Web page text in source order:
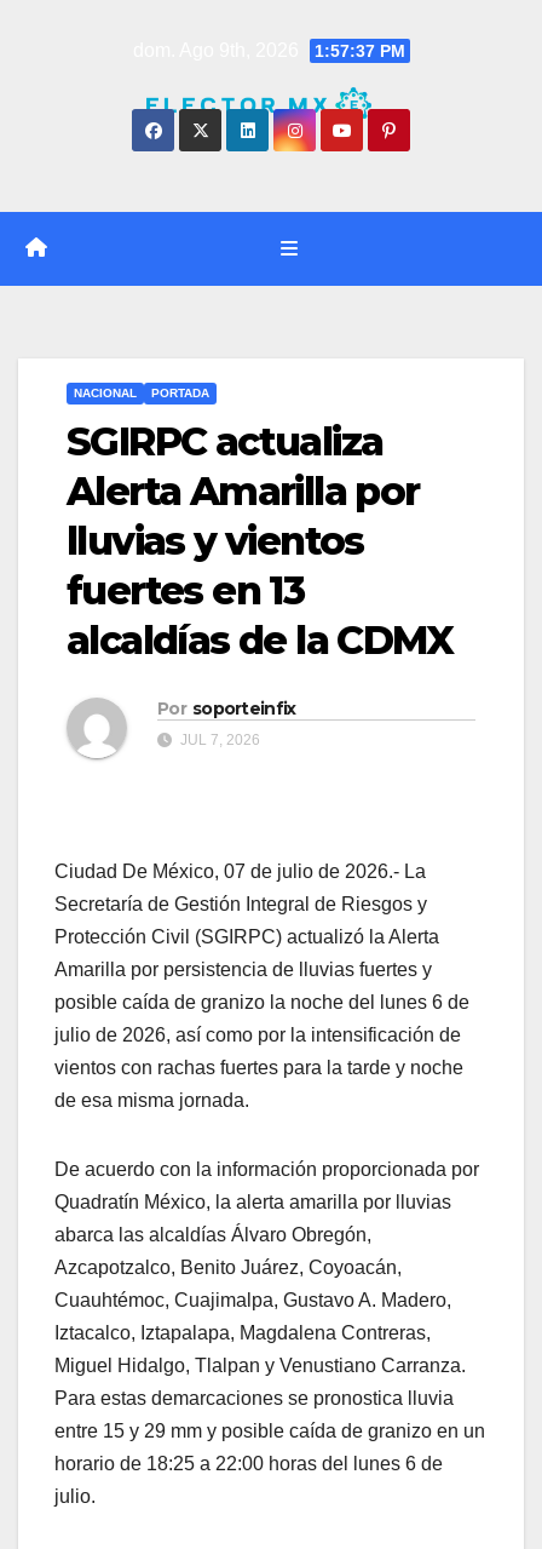
1:57:38 PM
NACIONAL PORTADA
SGIRPC actualiza
Alerta Amarilla por
lluvias y vientos
fuertes en 13
alcaldías de la CDMX
Por soporteinfix
JUL 7, 2026
Ciudad De México, 07 de julio de 2026.- La
Secretaría de Gestión Integral de Riesgos y
Protección Civil (SGIRPC) actualizó la Alerta
Amarilla por persistencia de lluvias fuertes y
posible caída de granizo la noche del lunes 6 de
julio de 2026, así como por la intensificación de
vientos con rachas fuertes para la tarde y noche
de esa misma jornada.
De acuerdo con la información proporcionada por
Quadratín México, la alerta amarilla por lluvias
abarca las alcaldías Álvaro Obregón,
Azcapotzalco, Benito Juárez, Coyoacán,
Cuauhtémoc, Cuajimalpa, Gustavo A. Madero,
Iztacalco, Iztapalapa, Magdalena Contreras,
Miguel Hidalgo, Tlalpan y Venustiano Carranza.
Para estas demarcaciones se pronostica lluvia
entre 15 y 29 mm y posible caída de granizo en un
horario de 18:25 a 22:00 horas del lunes 6 de
julio.